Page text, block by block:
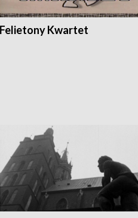
Felietony Kwartet